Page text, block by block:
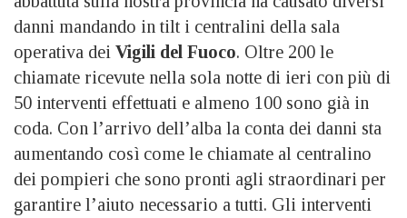
danni mandando in tilt i centralini della sala
operativa dei Vigili del Fuoco. Oltre 200 le
chiamate ricevute nella sola notte di ieri con più di
50 interventi effettuati e almeno 100 sono già in
coda. Con l’arrivo dell’alba la conta dei danni sta
aumentando così come le chiamate al centralino
dei pompieri che sono pronti agli straordinari per
garantire l’aiuto necessario a tutti. Gli interventi